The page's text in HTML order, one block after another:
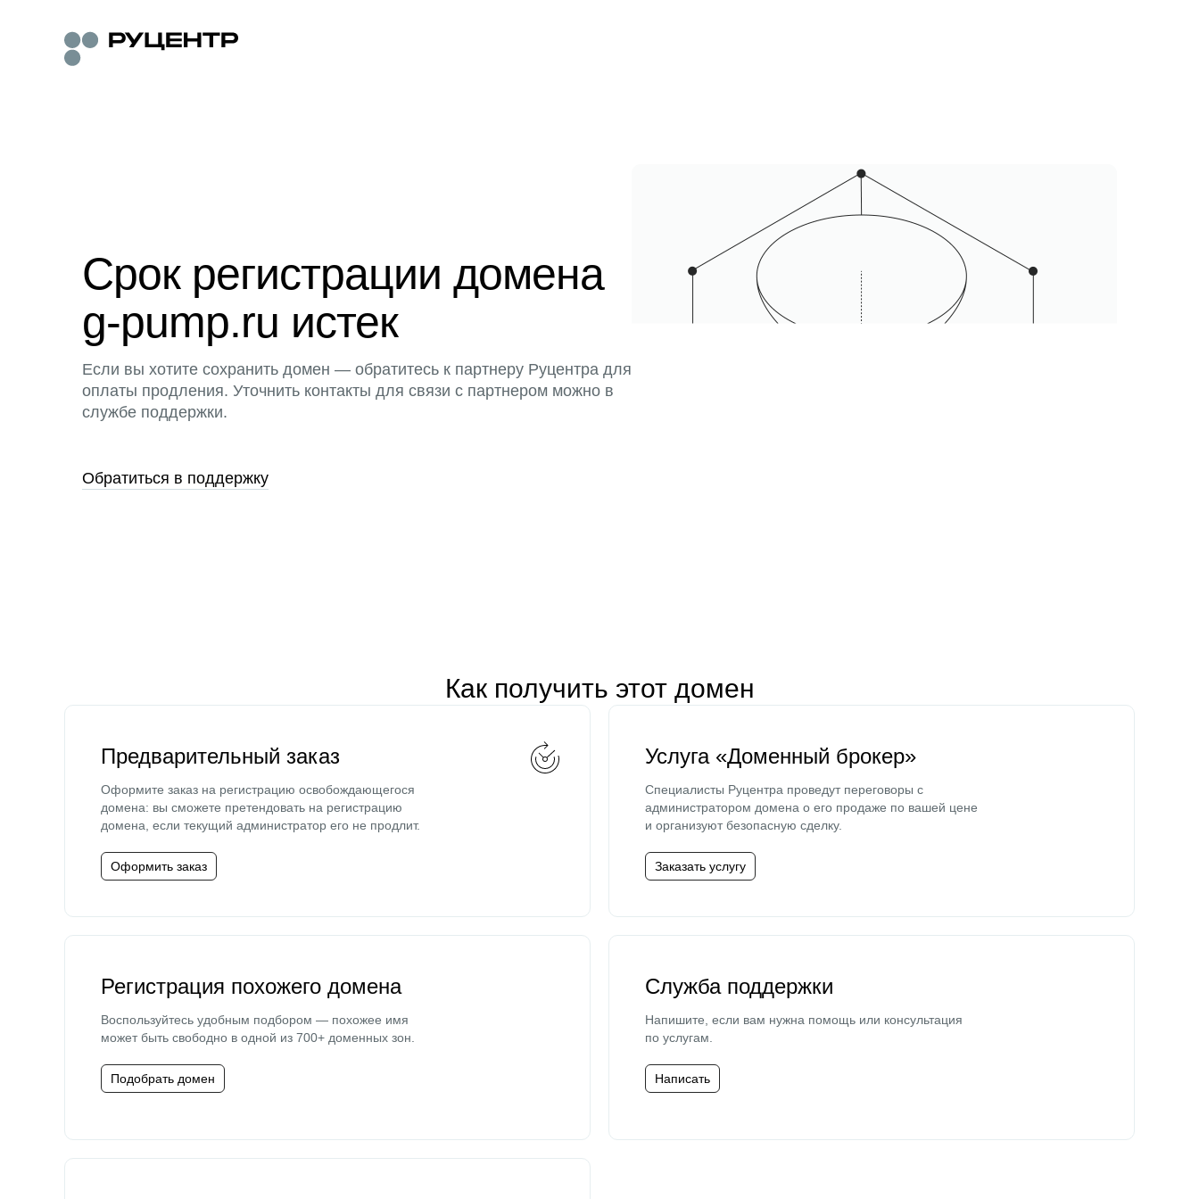
Срок регистрации домена
g-pump.ru истек
Если вы хотите сохранить домен — обратитесь к партнеру Руцентра для
оплаты продления. Уточнить контакты для связи с партнером можно в
службе поддержки.
Обратиться в поддержку
Как получить этот домен
Предварительный заказ
Оформите заказ на регистрацию освобождающегося
домена: вы сможете претендовать на регистрацию
домена, если текущий администратор его не продлит.
Оформить заказ
Услуга «Доменный брокер»
Специалисты Руцентра проведут переговоры с
администратором домена о его продаже по вашей цене
и организуют безопасную сделку.
Заказать услугу
Регистрация похожего домена
Воспользуйтесь удобным подбором — похожее имя
может быть свободно в одной из 700+ доменных зон.
Подобрать домен
Служба поддержки
Напишите, если вам нужна помощь или консультация
по услугам.
Написать